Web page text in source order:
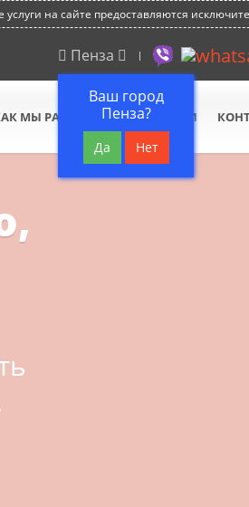
на сайте предоставляются
Пенза
Ваш город
Пенза?
Да Нет
МЫ РАБОТАЕМ ВАКАНСИИ